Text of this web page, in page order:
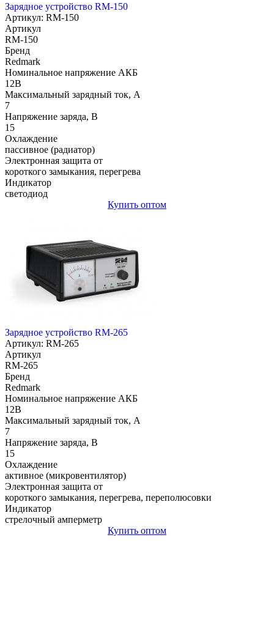
Зарядное устройство RM-150
Артикул: RM-150
Артикул
RM-150
Бренд
Redmark
Номинальное напряжение АКБ
12В
Максимальный зарядный ток, А
7
Напряжение заряда, В
15
Охлаждение
пассивное (радиатор)
Электронная защита от
короткого замыкания, перегрева
Индикатор
светодиод
Купить оптом
Зарядное устройство RM-265
Артикул: RM-265
Артикул
RM-265
Бренд
Redmark
Номинальное напряжение АКБ
12В
Максимальный зарядный ток, А
7
Напряжение заряда, В
15
Охлаждение
активное (микровентилятор)
Электронная защита от
короткого замыкания, перегрева, переполюсовки
Индикатор
стрелочный амперметр
Купить оптом